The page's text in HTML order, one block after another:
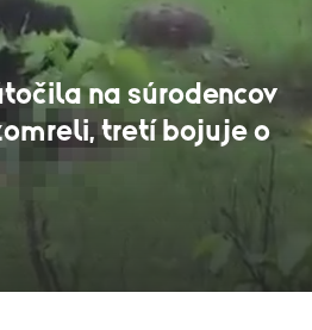
na súrodencov
tretí bojuje o